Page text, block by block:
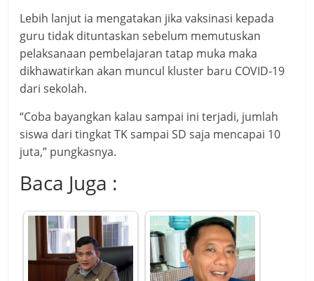
Lebih lanjut ia mengatakan jika vaksinasi kepada
guru tidak dituntaskan sebelum memutuskan
pelaksanaan pembelajaran tatap muka maka
dikhawatirkan akan muncul kluster baru COVID-19
dari sekolah.
“Coba bayangkan kalau sampai ini terjadi, jumlah
siswa dari tingkat TK sampai SD saja mencapai 10
juta,” pungkasnya.
Baca Juga :